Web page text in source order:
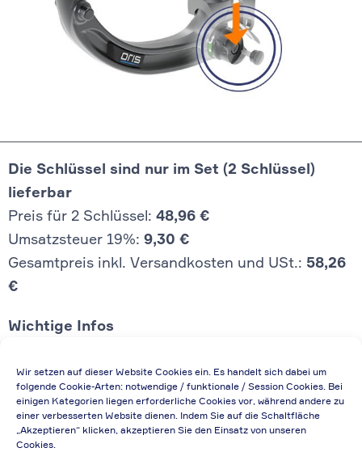
Wir setzen auf dieser Website Cookies ein. Es handelt sich dabei um
folgende Cookie-Arten: notwendige / funktionale / Session Cookies. Bei
einigen Kategorien liegen erforderliche Cookies vor, während andere zu
einer verbesserten Website dienen. Indem Sie auf die Schaltfläche
„Akzeptieren“ klicken, akzeptieren Sie den Einsatz von unseren
Cookies.
Die Schlüssel sind nur im Set (2 Schlüssel)
lieferbar
Preis für 2 Schlüssel: 48,96 €
Umsatzsteuer 19%: 9,30 €
Gesamtpreis inkl. Versandkosten und USt.: 58,26
€
Wichtige Infos
Die Preisangabe gilt auch für
Handelsbetriebe (Netto-Preis, ohne
Rabattabzug)
Falls durch Falschangaben im Bestellformular